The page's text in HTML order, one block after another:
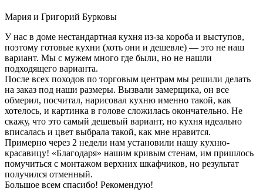
Мария и Григорий Бурковы
У нас в доме нестандартная кухня из-за короба и выступов,
поэтому готовые кухни (хоть они и дешевле) — это не наш
вариант. Мы с мужем много где были, но не нашли
подходящего варианта.
После всех походов по торговым центрам мы решили делать
на заказ под наши размеры. Вызвали замерщика, он все
обмерил, посчитал, нарисовал кухню именно такой, как
хотелось, и картинка в голове сложилась окончательно. Не
скажу, что это самый дешевый вариант, но кухня идеально
вписалась и цвет выбрала такой, как мне нравится.
Примерно через 2 недели нам установили нашу кухню-
красавицу! «Благодаря» нашим кривым стенам, им пришлось
помучиться с монтажом верхних шкафчиков, но результат
получился отменный.
Большое всем спасибо! Рекомендую!